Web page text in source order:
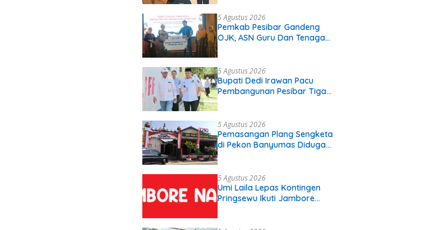
5 Agustus 2026
Pemkab Pesibar Gandeng
OJK, ASN Guru Dan Tenaga
5 Agustus 2026
Bupati Dedi Irawan Pacu
Pembangunan Pesibar Tiga
Diperjuangkan.
5 Agustus 2026
Pemasangan Plang Sengketa
di Pekon Banyumas Diduga
Diberi Pemberitahuan
5 Agustus 2026
Umi Laila Lepas Kontingen
Pringsewu Ikuti Jambore